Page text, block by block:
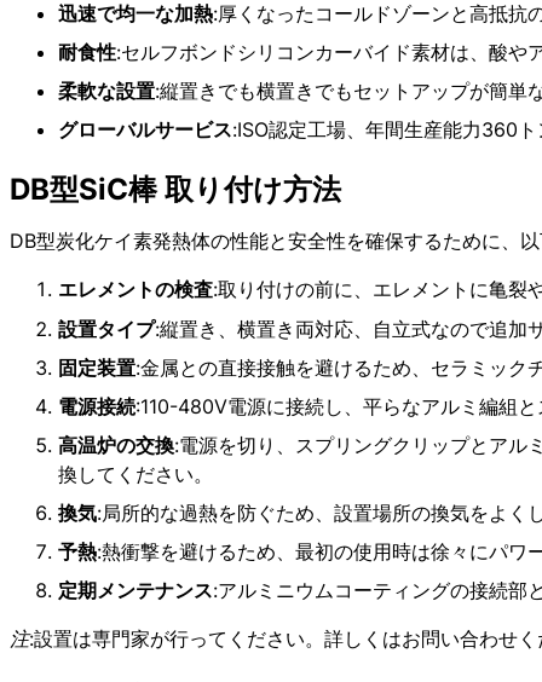
迅速で均一な加熱:厚くなったコールドゾーンと高抵抗
耐食性:セルフボンドシリコンカーバイド素材は、酸
柔軟な設置:縦置きでも横置きでもセットアップが簡単
グローバルサービス:ISO認定工場、年間生産能力360
DB型SiC棒 取り付け方法
DB型炭化ケイ素発熱体の性能と安全性を確保するために、
エレメントの検査:取り付けの前に、エレメントに亀裂
設置タイプ:縦置き、横置き両対応、自立式なので追加
固定装置:金属との直接接触を避けるため、セラミック
電源接続:110-480V電源に接続し、平らなアルミ編組
高温炉の交換:電源を切り、スプリングクリップとアル
換してください。
換気:局所的な過熱を防ぐため、設置場所の換気をよく
予熱:熱衝撃を避けるため、最初の使用時は徐々にパワ
定期メンテナンス:アルミニウムコーティングの接続部
注:設置は専門家が行ってください。詳しくはお問い合わせ